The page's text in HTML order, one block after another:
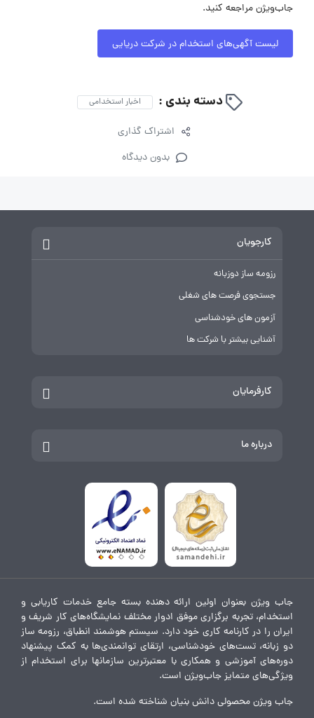
جاب‌ویژن مراجعه کنید.
لیست آگهی‌های استخدام در شرکت دریایی
دسته بندی : اخبار استخدامی
اشتراک گذاری
بدون دیدگاه
کارجویان
رزومه ساز دوزبانه
جستجوی فرصت های شغلی
آزمون های خودشناسی
آشنایی بیشتر با شرکت ها
کارفرمایان
درباره ما
جاب ویژن بعنوان اولین ارائه دهنده بسته جامع خدمات کاریابی و
استخدام، تجربه برگزاری موفق ادوار مختلف نمایشگاه‌های کار شریف و
ایران را در کارنامه کاری خود دارد. سیستم هوشمند انطباق، رزومه ساز
دو زبانه، تست‌های خودشناسی، ارتقای توانمندی‌ها به کمک پیشنهاد
دوره‌های آموزشی و همکاری با معتبرترین سازمانها برای استخدام از
ویژگی‌های متمایز جاب‌ویژن است.
جاب ویژن محصولی دانش بنیان شناخته شده است.